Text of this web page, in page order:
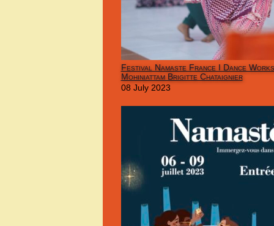
Festival Namaste France I Dance
Mohiniattam Brigitte Chataignier
08 July 2023